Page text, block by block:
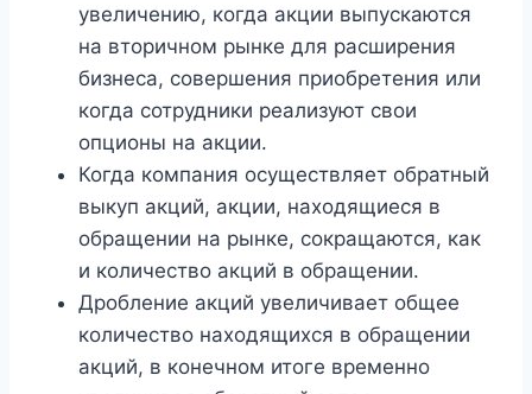
увеличению, когда акции выпускаются
на вторичном рынке для расширения
бизнеса, совершения приобретения или
когда сотрудники реализуют свои
опционы на акции.
Когда компания осуществляет обратный
выкуп акций, акции, находящиеся в
обращении на рынке, сокращаются, как
и количество акций в обращении.
Дробление акций увеличивает общее
количество находящихся в обращении
акций, в конечном итоге временно